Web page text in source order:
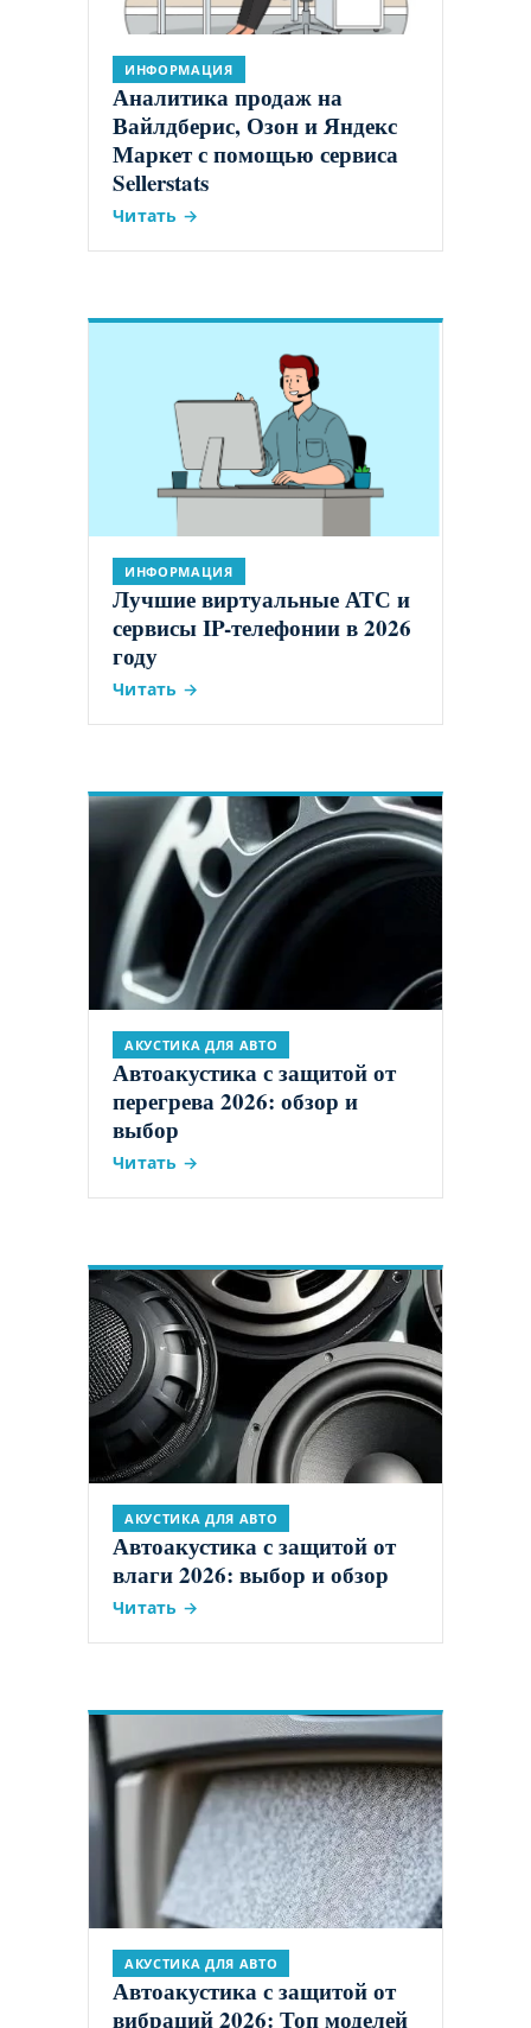
ИНФОРМАЦИЯ
Аналитика продаж на
Вайлдберис, Озон и Яндекс
Маркет с помощью сервиса
Sellerstats
Читать →
ИНФОРМАЦИЯ
Лучшие виртуальные АТС и
сервисы IP-телефонии в 2026
году
Читать →
АКУСТИКА ДЛЯ АВТО
Автоакустика с защитой от
перегрева 2026: обзор и
выбор
Читать →
АКУСТИКА ДЛЯ АВТО
Автоакустика с защитой от
влаги 2026: выбор и обзор
Читать →
АКУСТИКА ДЛЯ АВТО
Автоакустика с защитой от
вибраций 2026: Топ моделей